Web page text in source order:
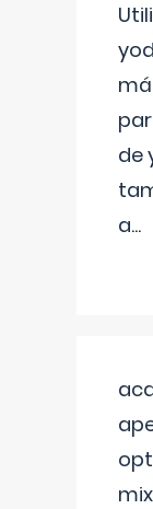
de
a...